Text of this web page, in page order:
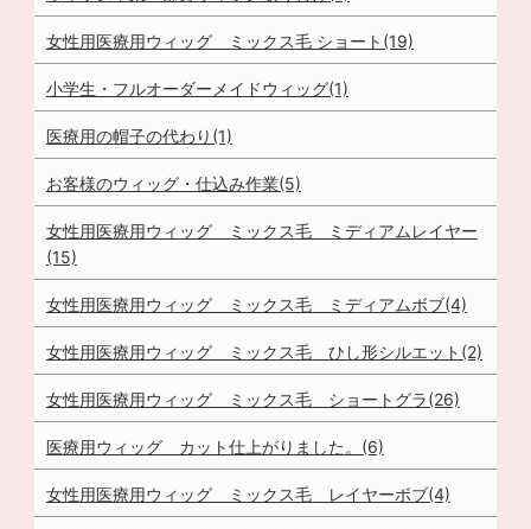
女性用医療用ウィッグ ミックス毛 ショート(19)
小学生・フルオーダーメイドウィッグ(1)
医療用の帽子の代わり(1)
お客様のウィッグ・仕込み作業(5)
女性用医療用ウィッグ ミックス毛 ミディアムレイヤー
(15)
女性用医療用ウィッグ ミックス毛 ミディアムボブ(4)
女性用医療用ウィッグ ミックス毛 ひし形シルエット(2)
女性用医療用ウィッグ ミックス毛 ショートグラ(26)
医療用ウィッグ カット仕上がりました。(6)
女性用医療用ウィッグ ミックス毛 レイヤーボブ(4)